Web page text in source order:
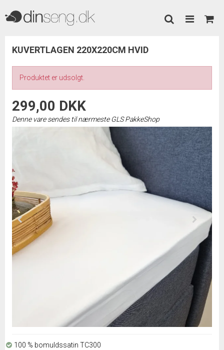
KUVERTLAGEN 220X220CM HVID
Produktet er udsolgt.
299,00 DKK
Denne vare sendes til nærmeste GLS PakkeShop
100 % bomuldssatin TC300